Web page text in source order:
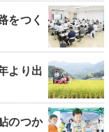
をつく
より出
のつか